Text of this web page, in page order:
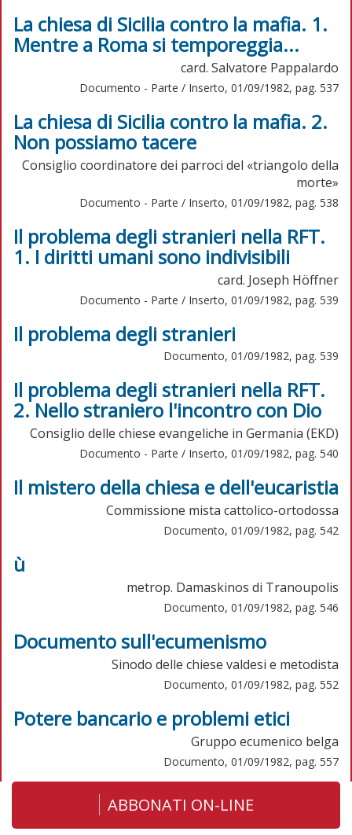
La chiesa di Sicilia contro la mafia. 1.
Mentre a Roma si temporeggia...
card. Salvatore Pappalardo
Documento - Parte / Inserto, 01/09/1982, pag. 537
La chiesa di Sicilia contro la mafia. 2.
Non possiamo tacere
Consiglio coordinatore dei parroci del «triangolo della
morte»
Documento - Parte / Inserto, 01/09/1982, pag. 538
Il problema degli stranieri nella RFT.
1. I diritti umani sono indivisibili
card. Joseph Höffner
Documento - Parte / Inserto, 01/09/1982, pag. 539
Il problema degli stranieri
Documento, 01/09/1982, pag. 539
Il problema degli stranieri nella RFT.
2. Nello straniero l'incontro con Dio
Consiglio delle chiese evangeliche in Germania (EKD)
Documento - Parte / Inserto, 01/09/1982, pag. 540
Il mistero della chiesa e dell'eucaristia
Commissione mista cattolico-ortodossa
Documento, 01/09/1982, pag. 542
ù
metrop. Damaskinos di Tranoupolis
Documento, 01/09/1982, pag. 546
Documento sull'ecumenismo
Sinodo delle chiese valdesi e metodista
Documento, 01/09/1982, pag. 552
Potere bancario e problemi etici
Gruppo ecumenico belga
Documento, 01/09/1982, pag. 557
ABBONATI ON-LINE